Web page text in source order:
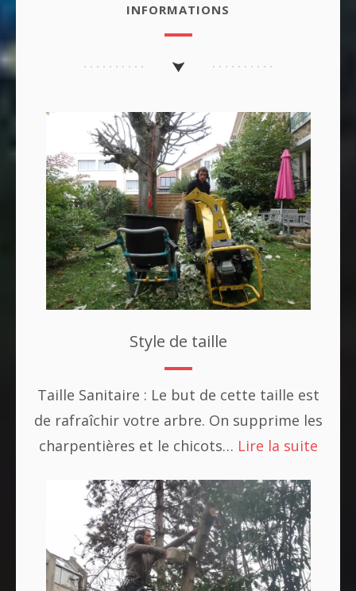
INFORMATIONS
Style de taille
Taille Sanitaire : Le but de cette taille est
de rafraîchir votre arbre. On supprime les
charpentières et le chicots… Lire la suite